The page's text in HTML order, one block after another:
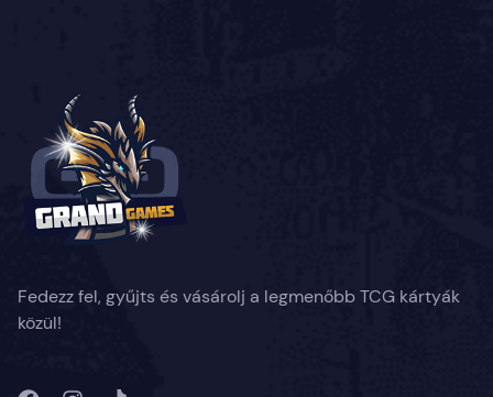
Fedezz fel, gyűjts és vásárolj a legmenőbb TCG kártyák
közül!